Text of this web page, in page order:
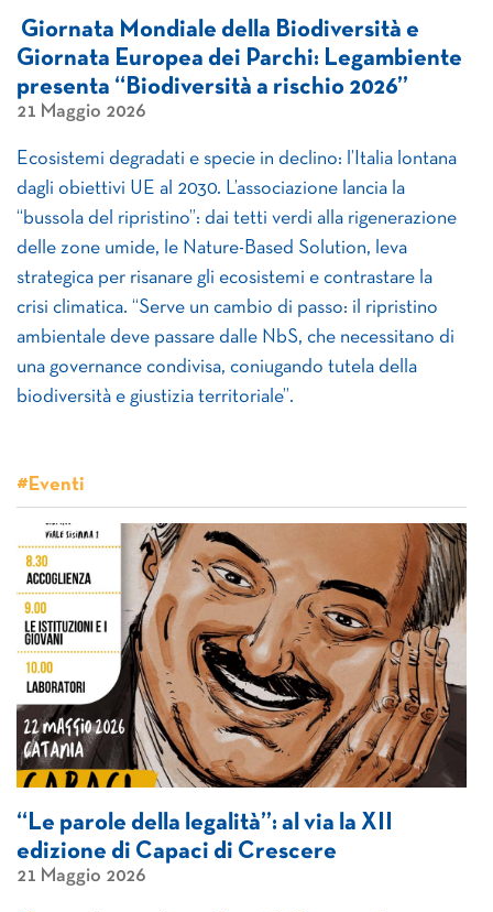
Giornata Mondiale della Biodiversità e
Giornata Europea dei Parchi: Legambiente
presenta “Biodiversità a rischio 2026”
21 Maggio 2026
Ecosistemi degradati e specie in declino: l’Italia lontana
dagli obiettivi UE al 2030. L’associazione lancia la
“bussola del ripristino”: dai tetti verdi alla rigenerazione
delle zone umide, le Nature-Based Solution, leva
strategica per risanare gli ecosistemi e contrastare la
crisi climatica. “Serve un cambio di passo: il ripristino
ambientale deve passare dalle NbS, che necessitano di
una governance condivisa, coniugando tutela della
biodiversità e giustizia territoriale”.
#Eventi
“Le parole della legalità”: al via la XII
edizione di Capaci di Crescere
21 Maggio 2026